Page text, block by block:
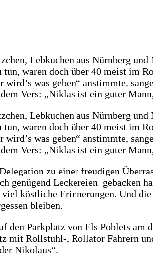
Leb­ku­chen aus Nürn­berg
waren doch über 40 meist im
was geben“ anstimm­te,
Vers: „Niklas ist ein guter
Leb­ku­chen aus Nürn­berg
waren doch über 40 meist im
was geben“ anstimm­te,
Vers: „Niklas ist ein guter
zu einer freu­di­gen
Lecke­rei­en gebacken
köst­li­che Erin­ne­run­gen. Und
blei­ben.
Park­platz von Els Poblets am
mit Rollstuhl‑, Rol­la­tor Fah­rern
Niko­laus“.